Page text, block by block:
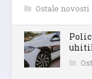
Ostale novosti